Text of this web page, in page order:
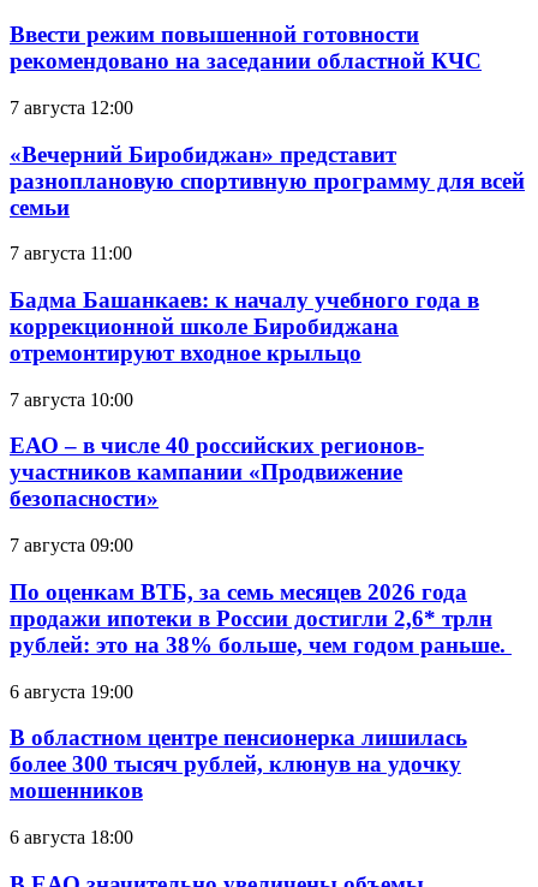
Ввести режим повышенной готовности
рекомендовано на заседании областной КЧС
7 августа 12:00
«Вечерний Биробиджан» представит
разноплановую спортивную программу для всей
семьи
7 августа 11:00
Бадма Башанкаев: к началу учебного года в
коррекционной школе Биробиджана
отремонтируют входное крыльцо
7 августа 10:00
ЕАО – в числе 40 российских регионов-
участников кампании «Продвижение
безопасности»
7 августа 09:00
По оценкам ВТБ, за семь месяцев 2026 года
продажи ипотеки в России достигли 2,6* трлн
рублей: это на 38% больше, чем годом раньше.
6 августа 19:00
В областном центре пенсионерка лишилась
более 300 тысяч рублей, клюнув на удочку
мошенников
6 августа 18:00